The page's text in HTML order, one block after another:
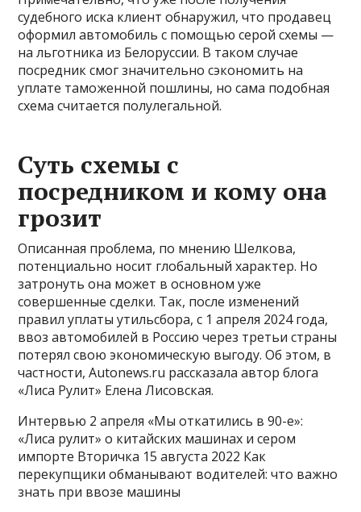
судебного иска клиент обнаружил, что продавец
оформил автомобиль с помощью серой схемы —
на льготника из Белоруссии. В таком случае
посредник смог значительно сэкономить на
уплате таможенной пошлины, но сама подобная
схема считается полулегальной.
Суть схемы с
посредником и кому она
грозит
Описанная проблема, по мнению Шелкова,
потенциально носит глобальный характер. Но
затронуть она может в основном уже
совершенные сделки. Так, после изменений
правил уплаты утильсбора, с 1 апреля 2024 года,
ввоз автомобилей в Россию через третьи страны
потерял свою экономическую выгоду. Об этом, в
частности, Autonews.ru рассказала автор блога
«Лиса Рулит» Елена Лисовская.
Интервью 2 апреля «Мы откатились в 90-е»:
«Лиса рулит» о китайских машинах и сером
импорте Вторичка 15 августа 2022 Как
перекупщики обманывают водителей: что важно
знать при ввозе машины